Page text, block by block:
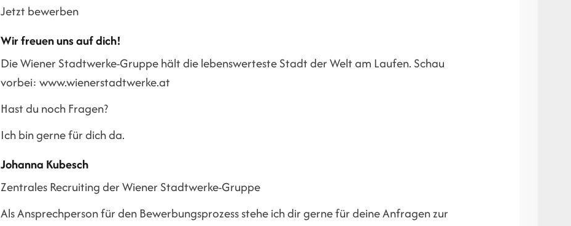
Jetzt bewerben
Wir freuen uns auf dich!
Die Wiener Stadtwerke-Gruppe hält die lebenswerteste Stadt der Welt am Laufen. Schau
vorbei: www.wienerstadtwerke.at
Hast du noch Fragen?
Ich bin gerne für dich da.
Johanna Kubesch
Zentrales Recruiting der Wiener Stadtwerke-Gruppe
Als Ansprechperson für den Bewerbungsprozess stehe ich dir gerne für deine Anfragen zur